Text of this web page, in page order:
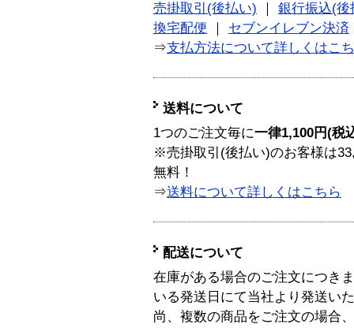
売掛取引(後払い)
銀行振込(後
換宅配便
セブンイレブン決済
⇒支払方法について詳しくはこ
送料について
1つのご注文毎に一律1,100円(税
※売掛取引(後払い)のお客様は
無料！
⇒送料について詳しくはこちら
配送について
在庫がある場合のご注文につき
いる発送日にて当社より発送い
尚、複数の商品をご注文の場合